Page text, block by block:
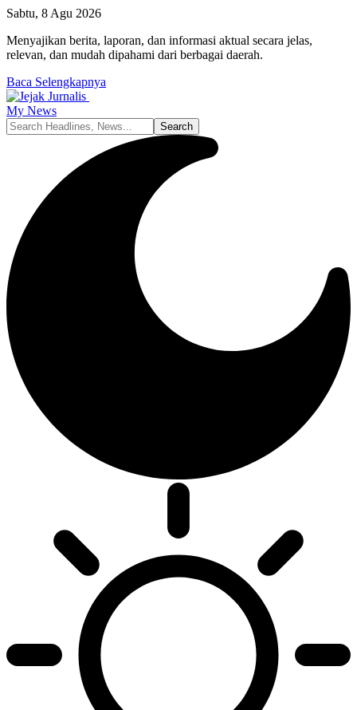
Sabtu, 8 Agu 2026
Menyajikan berita, laporan, dan informasi aktual secara jelas,
relevan, dan mudah dipahami dari berbagai daerah.
Baca Selengkapnya
My News